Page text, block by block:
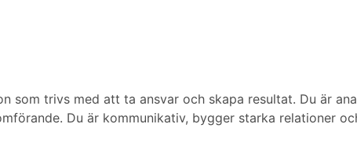
som trivs med att ta ansvar och skapa resultat. Du är
Du är kommunikativ, bygger starka relationer